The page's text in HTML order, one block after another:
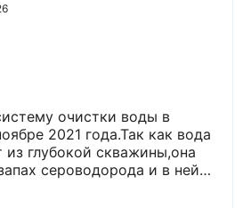
очистки воды в
2021 года.Так как вода
из глубокой скважины,она
сероводорода и в ней